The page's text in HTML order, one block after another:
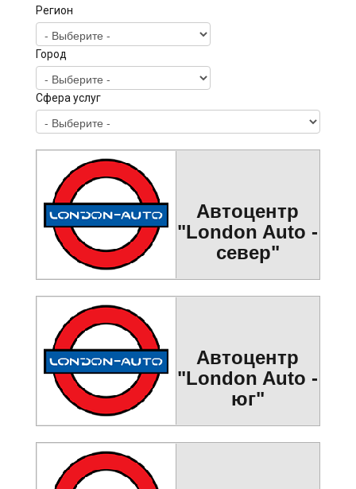
Регион
Город
Сфера услуг
Автоцентр
"London Auto -
север"
Автоцентр
"London Auto -
юг"